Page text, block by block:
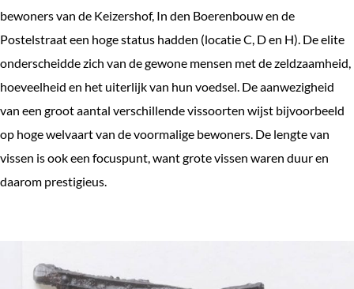
bewoners van de Keizershof, In den Boerenbouw en de
Postelstraat een hoge status hadden (locatie C, D en H). De elite
onderscheidde zich van de gewone mensen met de zeldzaamheid,
hoeveelheid en het uiterlijk van hun voedsel. De aanwezigheid
van een groot aantal verschillende vissoorten wijst bijvoorbeeld
op hoge welvaart van de voormalige bewoners. De lengte van
vissen is ook een focuspunt, want grote vissen waren duur en
daarom prestigieus.